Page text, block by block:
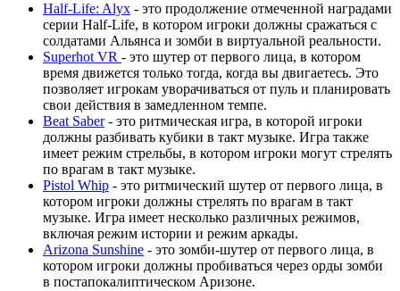
Half-Life: Alyx - это продолжение отмеченной наградами
серии Half-Life, в котором игроки должны сражаться с
солдатами Альянса и зомби в виртуальной реальности.
Superhot VR - это шутер от первого лица, в котором
время движется только тогда, когда вы двигаетесь. Это
позволяет игрокам уворачиваться от пуль и планировать
свои действия в замедленном темпе.
Beat Saber- это ритмическая игра, в которой игроки
должны разбивать кубики в такт музыке. Игра также
имеет режим стрельбы, в котором игроки могут стрелять
по врагам в такт музыке.
Pistol Whip - это ритмический шутер от первого лица, в
котором игроки должны стрелять по врагам в такт
музыке. Игра имеет несколько различных режимов,
включая режим истории и режим аркады.
Arizona Sunshine - это зомби-шутер от первого лица, в
котором игроки должны пробиваться через орды зомби
в постапокалиптическом Аризоне.